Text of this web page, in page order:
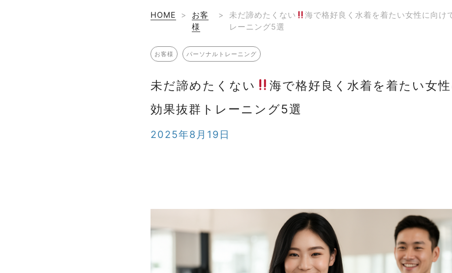
HOME >
お客
様
> 未だ諦めたくない
海で格好良く水着を着たい女性に向け
レーニング5選
お客様 パーソナルトレーニング
未だ諦めたくない
海で格好良く水着を着たい女
効果抜群トレーニング5選
2025年8月19日